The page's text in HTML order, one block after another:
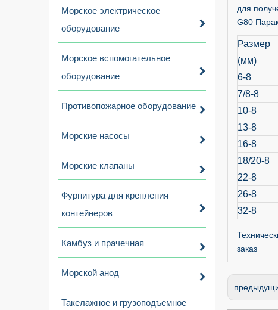
Морское электрическое
оборудование
Морское вспомогательное
оборудование
Противопожарное оборудование
Морские насосы
Морские клапаны
Фурнитура для крепления
контейнеров
Камбуз и прачечная
Морской анод
Такелажное и грузоподъемное
для
G80
Размер
(мм)
6-8
7/8-8
10-8
13-8
16-8
18/20-8
22-8
26-8
32-8
заказ